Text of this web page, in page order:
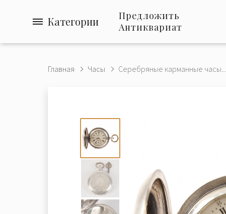
Категории
Предложить
Антиквариат
Главная Часы Серебряные карманные часы...